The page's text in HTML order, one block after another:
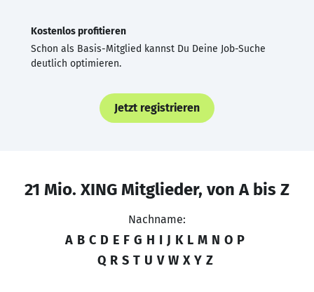
Kostenlos profitieren
Schon als Basis-Mitglied kannst Du Deine Job-Suche
deutlich optimieren.
Jetzt registrieren
21 Mio. XING Mitglieder, von A bis Z
Nachname:
A B C D E F G H I J K L M N O P
Q R S T U V W X Y Z